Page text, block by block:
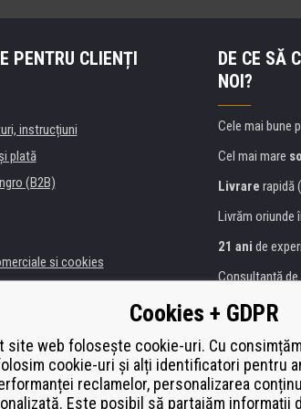
PENTRU CLIENȚI
instrucțiuni
plată
(B2B)
si cookies
de imprimante
de înlocuire
od smlouvy
DE CE SĂ
NOI?
Cele mai bune
Cel mai mare
Livrare rapidă
Livrăm oriunde
21 ani de
Consultanţă
Abordarea
Plată
Cookies + GDPR
site web folosește cookie-uri. Cu
cookie-uri și alți identificatori pentru
reclamelor, personalizarea
Este posibil să partajăm informații